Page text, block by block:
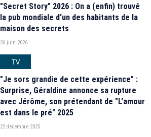
"Secret Story" 2026 : On a (enfin) trouvé
la pub mondiale d'un des habitants de la
maison des secrets
26 juin 2026
TV
"Je sors grandie de cette expérience" :
Surprise, Géraldine annonce sa rupture
avec Jérôme, son prétendant de "L'amour
est dans le pré" 2025
22 décembre 2025